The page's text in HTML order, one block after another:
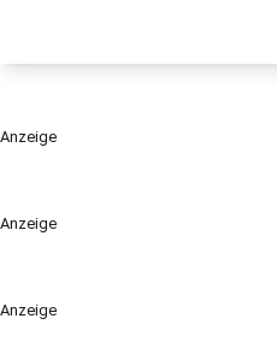
Anzeige
Anzeige
Anzeige